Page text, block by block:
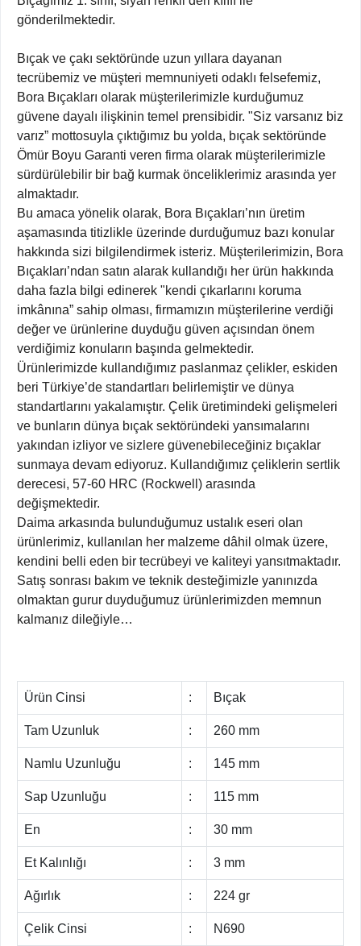
gönderilmektedir.
Bıçak ve çakı sektöründe uzun yıllara dayanan
tecrübemiz ve müşteri memnuniyeti odaklı felsefemiz,
Bora Bıçakları olarak müşterilerimizle kurduğumuz
güvene dayalı ilişkinin temel prensibidir. "Siz varsanız biz
varız” mottosuyla çıktığımız bu yolda, bıçak sektöründe
Ömür Boyu Garanti veren firma olarak müşterilerimizle
sürdürülebilir bir bağ kurmak önceliklerimiz arasında yer
almaktadır.
Bu amaca yönelik olarak, Bora Bıçakları’nın üretim
aşamasında titizlikle üzerinde durduğumuz bazı konular
hakkında sizi bilgilendirmek isteriz. Müşterilerimizin, Bora
Bıçakları’ndan satın alarak kullandığı her ürün hakkında
daha fazla bilgi edinerek "kendi çıkarlarını koruma
imkânına” sahip olması, firmamızın müşterilerine verdiği
değer ve ürünlerine duyduğu güven açısından önem
verdiğimiz konuların başında gelmektedir.
Ürünlerimizde kullandığımız paslanmaz çelikler, eskiden
beri Türkiye’de standartları belirlemiştir ve dünya
standartlarını yakalamıştır. Çelik üretimindeki gelişmeleri
ve bunların dünya bıçak sektöründeki yansımalarını
yakından izliyor ve sizlere güvenebileceğiniz bıçaklar
sunmaya devam ediyoruz. Kullandığımız çeliklerin sertlik
derecesi, 57-60 HRC (Rockwell) arasında
değişmektedir.
Daima arkasında bulunduğumuz ustalık eseri olan
ürünlerimiz, kullanılan her malzeme dâhil olmak üzere,
kendini belli eden bir tecrübeyi ve kaliteyi yansıtmaktadır.
Satış sonrası bakım ve teknik desteğimizle yanınızda
olmaktan gurur duyduğumuz ürünlerimizden memnun
kalmanız dileğiyle…
Ürün Cinsi : Bıçak
Tam Uzunluk : 260 mm
Namlu Uzunluğu : 145 mm
Sap Uzunluğu : 115 mm
En : 30 mm
Et Kalınlığı : 3 mm
Ağırlık : 224 gr
Çelik Cinsi : N690